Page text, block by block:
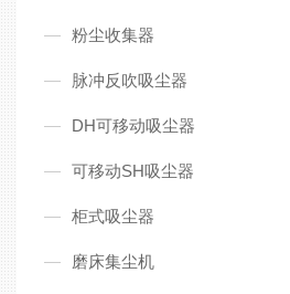
粉尘收集器
脉冲反吹吸尘器
DH可移动吸尘器
可移动SH吸尘器
柜式吸尘器
磨床集尘机